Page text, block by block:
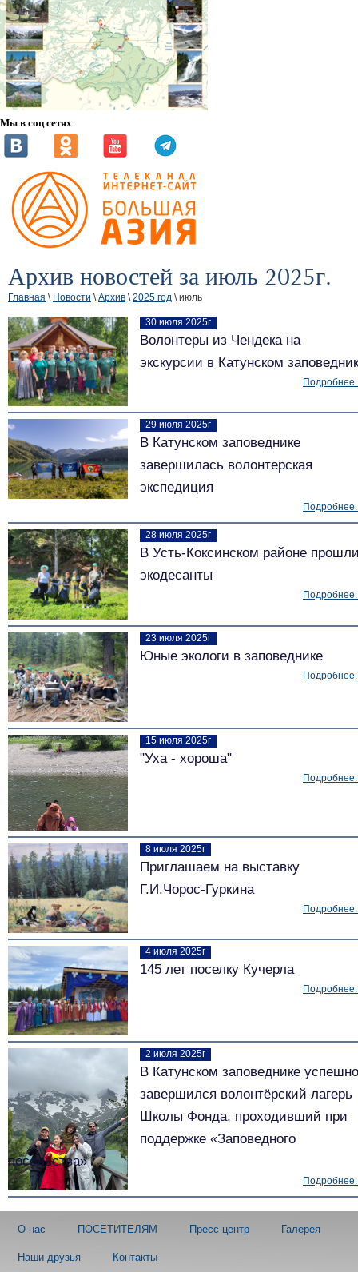
Мы в соц сетях
Архив новостей за июль 2025г.
Главная \ Новости \Архив \2025 год \ июль
30 июля 2025г
Волонтеры из Чендека на
экскурсии в Катунском
29 июля 2025г
В Катунском заповеднике
завершилась волонтерская
экспедиция
28 июля 2025г
В Усть-Коксинском районе
экодесанты
23 июля 2025г
Юные экологи в заповеднике
15 июля 2025г
"Уха - хороша"
8 июля 2025г
Приглашаем на выставку
Г.И.Чорос-Гуркина
4 июля 2025г
145 лет поселку Кучерла
2 июля 2025г
В Катунском заповеднике успешно
завершился волонтёрский лагерь
Школы Фонда, проходивший при
поддержке «Заповедного
посольства»
О нас ПОСЕТИТЕЛЯМ Пресс-центр Галерея
Наши друзья Контакты